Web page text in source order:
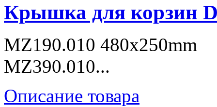
Крышка для корзин
MZ190.010 480x250mm
MZ390.010...
Описание товара